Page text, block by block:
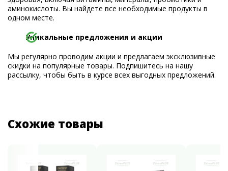
аминокислоты. Вы найдете все необходимые продукты в
одном месте.
Уникальные предложения и акции
Мы регулярно проводим акции и предлагаем эксклюзивные
скидки на популярные товары. Подпишитесь на нашу
рассылку, чтобы быть в курсе всех выгодных предложений.
Схожие товары